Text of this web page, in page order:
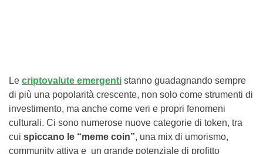
Le criptovalute emergenti stanno guadagnando sempre
di più una popolarità crescente, non solo come strumenti di
investimento, ma anche come veri e propri fenomeni
culturali. Ci sono numerose nuove categorie di token, tra
cui spiccano le “meme coin”, una mix di umorismo,
community attiva e un grande potenziale di profitto